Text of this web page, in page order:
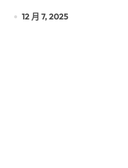
12 月 7, 2025